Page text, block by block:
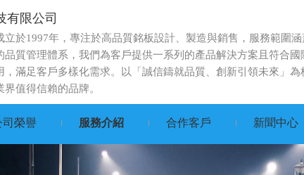
有限公司
立於1997年，專注於高品質銘板設計、製造與銷售，服務範圍
品質管理體系，我們為客戶提供一系列的產品解決方案且符合
，滿足客戶多樣化需求。以「誠信鑄就品質、創新引領未來」
值得信賴的品牌。
司榮譽 服務介紹 合作客戶 新聞中心